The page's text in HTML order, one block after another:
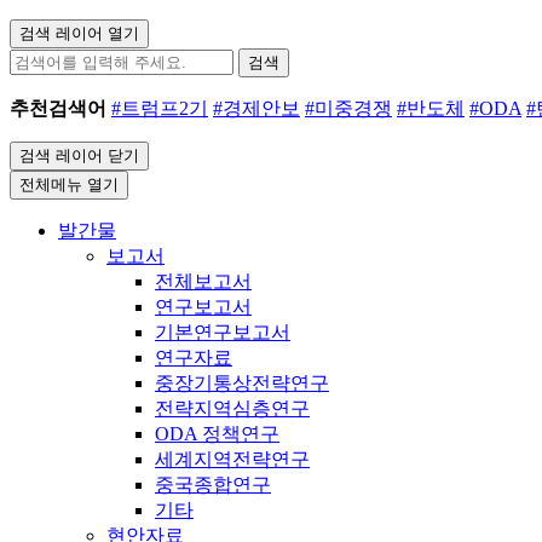
검색 레이어 열기
검색
추천검색어 #트럼프2기 #경제안보 #미중경쟁 #반도체 #ODA #
검색 레이어 닫기
전체메뉴 열기
발간물
보고서
전체보고서
연구보고서
기본연구보고서
연구자료
중장기통상전략연구
전략지역심층연구
ODA 정책연구
세계지역전략연구
중국종합연구
기타
현안자료